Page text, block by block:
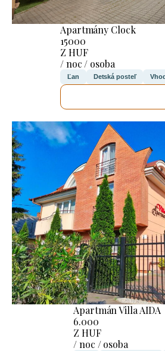
Apartmány Clock
15000
Z HUF
/ noc / osoba
Ľan Detská posteľ
Apartmán Villa AIDA
6.000
Z HUF
/ noc / osoba